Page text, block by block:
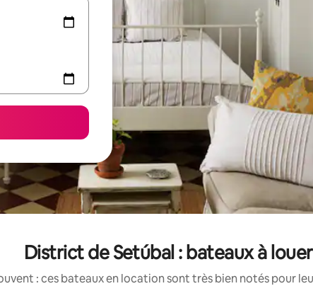
District de Setúbal : bateaux à
: ces bateaux en location sont très bien notés pour